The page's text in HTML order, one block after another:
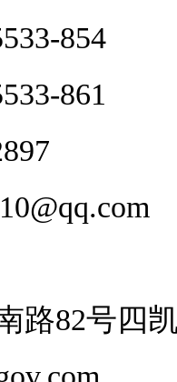
854
861
路82号四